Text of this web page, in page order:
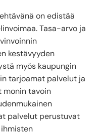
on edistää
Tasa-arvo ja
kestävyyden
myös kaupungin
tarjoamat palvelut ja
monin tavoin
palvelut perustuvat